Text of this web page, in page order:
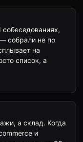
собрали не по
на
список, а
а склад. Когда
и